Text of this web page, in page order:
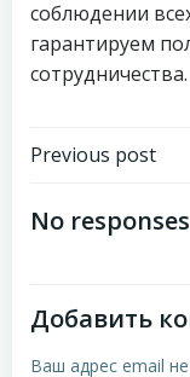
соблюдении
гарантируем
сотрудничества.
по
Previous post
No
Добавить
Ваш адрес email